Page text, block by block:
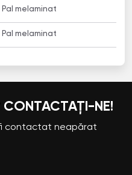
Pal melaminat
Pal melaminat
CONTACTAȚI-NE!
contactat neapărat